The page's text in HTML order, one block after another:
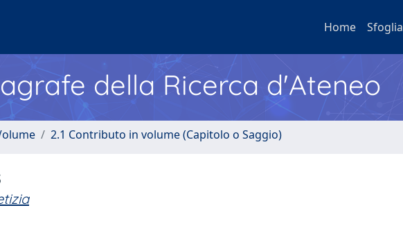
Home Sfoglia
della Ricerca d'Ateneo
2.1 Contributo in volume (Capitolo o Saggio)